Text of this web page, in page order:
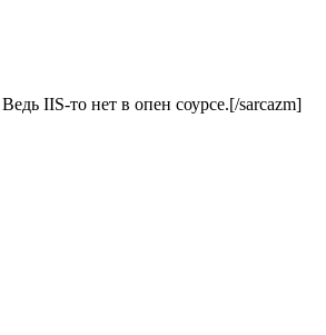
IIS-то нет в опен соурсе.[/sarcazm]